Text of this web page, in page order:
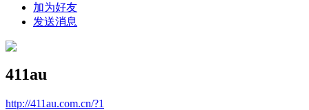
加为好友
发送消息
411au
http://411au.com.cn/?1